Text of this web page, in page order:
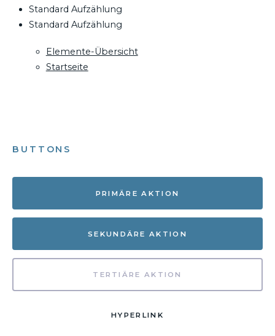
Standard Aufzählung
Standard Aufzählung
Elemente-Übersicht
Startseite
BUTTONS
PRIMÄRE AKTION
SEKUNDÄRE AKTION
TERTIÄRE AKTION
HYPERLINK